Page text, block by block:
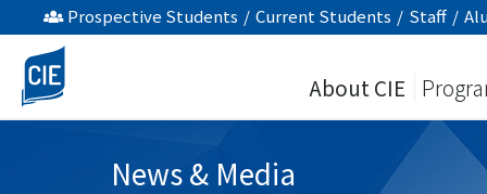
CIE
and
Food
Prospective Students / Current Students / Staff /
About CIE
News & Media